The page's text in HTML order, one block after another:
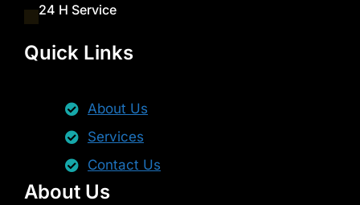
24 H Service
Quick Links
About Us
Services
Contact Us
About Us